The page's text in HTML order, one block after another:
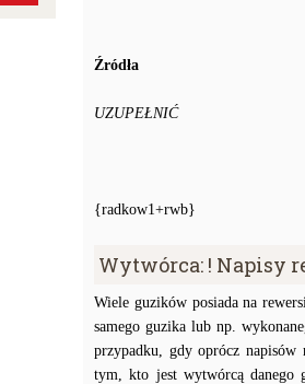
Źródła
UZUPEŁNIĆ
{radkow1+rwb}
Wytwórca: ! Napisy
Wiele guzików posiada na
samego guzika lub np.
przypadku, gdy oprócz napisów
tym, kto jest wytwórcą danego